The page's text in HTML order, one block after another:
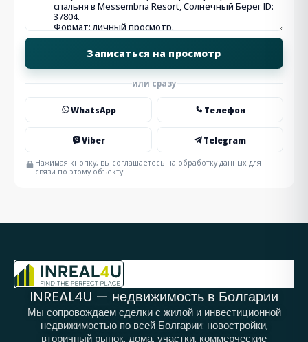
или сразу
WhatsApp Телефон
Viber Telegram
Нажимая кнопку, вы соглашаетесь на обработку данных для
связи по этому объекту.
INREAL4U — недвижимость в Болгарии
Мы сопровождаем сделки с жилой и инвестиционной
недвижимостью по всей Болгарии: новостройки,
вторичный рынок, дома, участки, коммерческие